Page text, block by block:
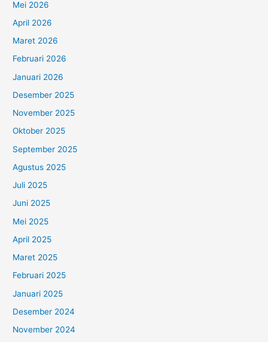
Mei 2026
April 2026
Maret 2026
Februari 2026
Januari 2026
Desember 2025
November 2025
Oktober 2025
September 2025
Agustus 2025
Juli 2025
Juni 2025
Mei 2025
April 2025
Maret 2025
Februari 2025
Januari 2025
Desember 2024
November 2024